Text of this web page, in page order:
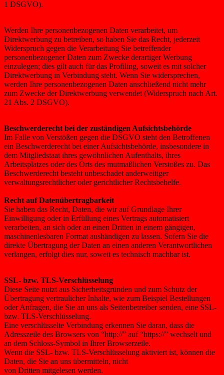
1 DSGVO).
Werden Ihre personenbezogenen Daten verarbeitet, um
Direktwerbung zu betreiben, so haben Sie das Recht, jederzeit
Widerspruch gegen die Verarbeitung Sie betreffender
personenbezogener Daten zum Zwecke derartiger Werbung
einzulegen; dies gilt auch für das Profiling, soweit es mit solcher
Direktwerbung in Verbindung steht. Wenn Sie widersprechen,
werden Ihre personenbezogenen Daten anschließend nicht mehr
zum Zwecke der Direktwerbung verwendet (Widerspruch nach Art.
21 Abs. 2 DSGVO).
Beschwerderecht bei der zuständigen Aufsichtsbehörde
Im Falle von Verstößen gegen die DSGVO steht den Betroffenen
ein Beschwerderecht bei einer Aufsichtsbehörde, insbesondere in
dem Mitgliedstaat ihres gewöhnlichen Aufenthalts, ihres
Arbeitsplatzes oder des Orts des mutmaßlichen Verstoßes zu. Das
Beschwerderecht besteht unbeschadet anderweitiger
verwaltungsrechtlicher oder gerichtlicher Rechtsbehelfe.
Recht auf Datenübertragbarkeit
Sie haben das Recht, Daten, die wir auf Grundlage Ihrer
Einwilligung oder in Erfüllung eines Vertrags automatisiert
verarbeiten, an sich oder an einen Dritten in einem gängigen,
maschinenlesbaren Format aushändigen zu lassen. Sofern Sie die
direkte Übertragung der Daten an einen anderen Verantwortlichen
verlangen, erfolgt dies nur, soweit es technisch machbar ist.
SSL- bzw. TLS-Verschlüsselung
Diese Seite nutzt aus Sicherheitsgründen und zum Schutz der
Übertragung vertraulicher Inhalte, wie zum Beispiel Bestellungen
oder Anfragen, die Sie an uns als Seitenbetreiber senden, eine SSL-
bzw. TLS-Verschlüsselung.
Eine verschlüsselte Verbindung erkennen Sie daran, dass die
Adresszeile des Browsers von “http://” auf “https://” wechselt und
an dem Schloss-Symbol in Ihrer Browserzeile.
Wenn die SSL- bzw. TLS-Verschlüsselung aktiviert ist, können die
Daten, die Sie an uns übermitteln, nicht
von Dritten mitgelesen werden.